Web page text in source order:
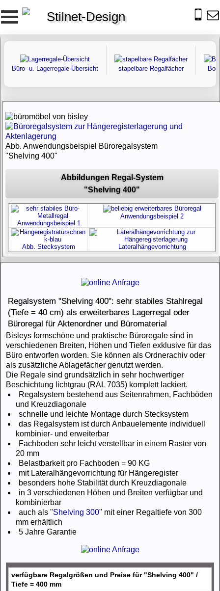
Stilnet-Design
Büro- u. Lagerregale-Übersicht stapelbare Regalfächer
Regalsystem "Shelving 400": sehr stabiles Stahlregal
(Tiefe = 40 cm) als erweiterbares Lagerregal oder
Büroregal für Aktenordner und Büromaterial
Bisleys formschöne und praktische Büroregale sind in
verschiedenen Breiten, Höhen und Tiefen exklusive für das
Büro entworfen worden. Sie können als Ordnerachiv oder
als zusätzliche Ablagefächer genutzt werden.
Die Regale sind grundsätzlich in sehr hochwertiger
Beschichtung lichtgrau (RAL 7035) komplett lackiert.
Regalsystem bestehend aus Seitenrahmen, Fachböden
und Kreuzdiagonale
schnelle und leichte Montage durch Stecksystem
das Regalsystem ist durch Anbauelemente individuell
kombinier- und erweiterbar
Fachboden sehr leicht verstellbar in einem Raster von
20 mm
Belastbarkeit pro Fachboden = 90 KG
mit Lateralhängevorrichtung für Hängeregister
besonders hohe Stabilität durch Kreuzdiagonale
in 3 verschiedenen Höhen und Breiten verfügbar und
kombinierbar
auch als "Shelving 300" mit einer Regaltiefe von 300
mm erhältlich
5 Jahre Garantie
verfügbare Regalgrößen und Preise für "Shelving 400" /
Tiefe = 400 mm
Abb. Anwendungsbeispiel Büroregalsystem
"Shelving 400"
Abbildungen Regal-System
"Shelving 400"
Anwendungsbeispiel 1
Anwendungsbeispiel 2
Abb. Stecksystem Lateralhängevorrichtung